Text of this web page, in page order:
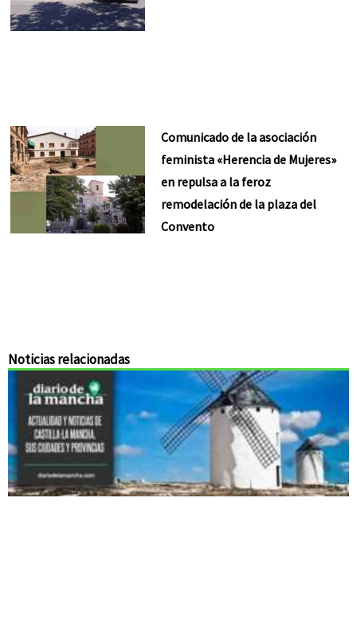
Comunicado de la asociación
feminista «Herencia de Mujeres»
en repulsa a la feroz
remodelación de la plaza del
Convento
Noticias relacionadas